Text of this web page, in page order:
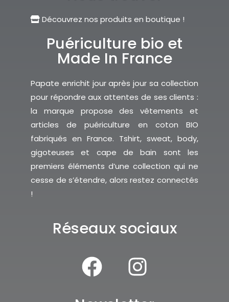
Découvrez nos produits en boutique !
Puériculture bio et
Made In France
Papate enrichit jour après jour sa collection
pour répondre aux attentes de ses clients :
la marque propose des vêtements et
articles de puériculture en coton BIO
fabriqués en France. Tshirt, sweat, body,
gigoteuses et cape de bain sont les
premiers éléments d’une collection qui ne
cesse de s’étendre, alors restez connectés
!
Réseaux sociaux